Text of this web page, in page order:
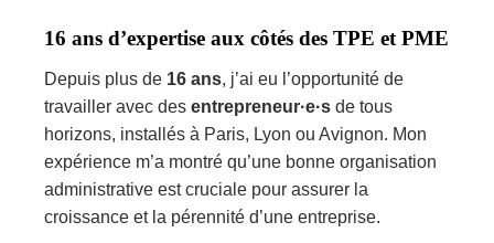
16 ans d’expertise aux côtés des TPE et PME
Depuis plus de 16 ans, j’ai eu l’opportunité de
travailler avec des entrepreneur·e·s de tous
horizons, installés à Paris, Lyon ou Avignon. Mon
expérience m’a montré qu’une bonne organisation
administrative est cruciale pour assurer la
croissance et la pérennité d’une entreprise.